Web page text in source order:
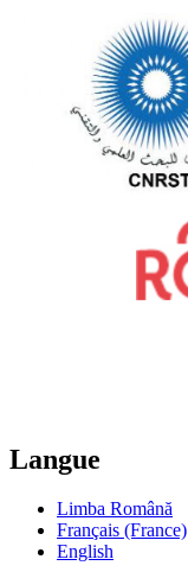
Langue
Limba Română
Français (France)
English